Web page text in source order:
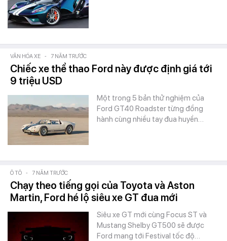
VĂN HÓA XE - 7 NĂM TRƯỚC
Chiếc xe thể thao Ford này được định giá tới
9 triệu USD
Một trong 5 bản thử nghiệm của
Ford GT40 Roadster từng đồng
hành cùng nhiều tay đua huyền…
Ô TÔ - 7 NĂM TRƯỚC
Chạy theo tiếng gọi của Toyota và Aston
Martin, Ford hé lộ siêu xe GT đua mới
Siêu xe GT mới cùng Focus ST và
Mustang Shelby GT500 sẽ được
Ford mang tới Festival tốc độ…